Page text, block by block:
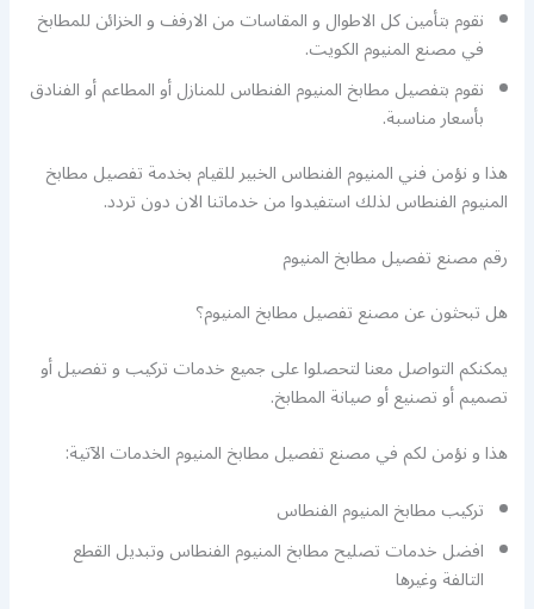
نقوم بتأمين كل الاطوال و المقاسات من الارفف و الخزائن للمطابخ
في مصنع المنيوم الكويت.
نقوم بتفصيل مطابخ المنيوم الفنطاس للمنازل أو المطاعم أو الفنادق
بأسعار مناسبة.
هذا و نؤمن فني المنيوم الفنطاس الخبير للقيام بخدمة تفصيل مطابخ
المنيوم الفنطاس لذلك استفيدوا من خدماتنا الان دون تردد.
رقم مصنع تفصيل مطابخ المنيوم
هل تبحثون عن مصنع تفصيل مطابخ المنيوم؟
يمكنكم التواصل معنا لتحصلوا على جميع خدمات تركيب و تفصيل أو
تصميم أو تصنيع أو صيانة المطابخ.
هذا و نؤمن لكم في مصنع تفصيل مطابخ المنيوم الخدمات الآتية:
تركيب مطابخ المنيوم الفنطاس
افضل خدمات تصليح مطابخ المنيوم الفنطاس وتبديل القطع
التالفة وغيرها